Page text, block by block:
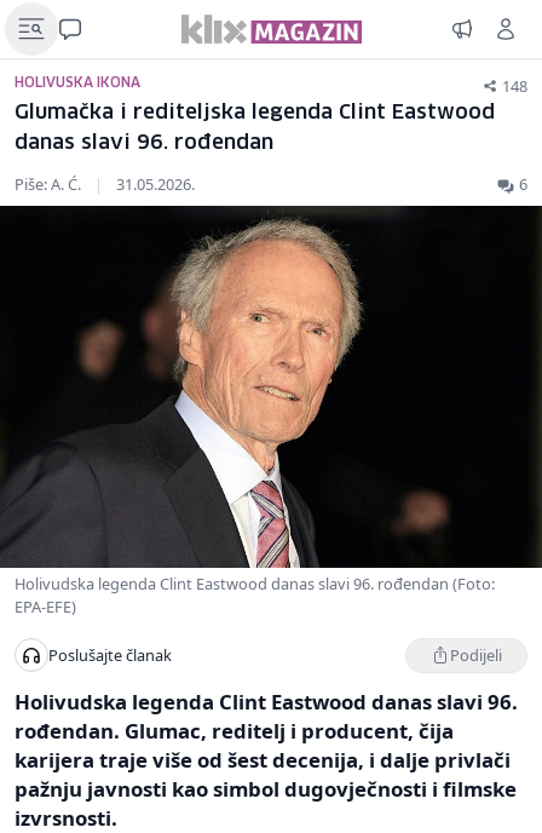
HOLIVUSKA IKONA 148
Glumačka i rediteljska legenda Clint Eastwood
danas slavi 96. rođendan
Piše: A. Ć. | 31.05.2026. 6
Holivudska legenda Clint Eastwood danas slavi 96. rođendan (Foto:
EPA-EFE)
Poslušajte članak Podijeli
Holivudska legenda Clint Eastwood danas slavi 96.
rođendan. Glumac, reditelj i producent, čija
karijera traje više od šest decenija, i dalje privlači
pažnju javnosti kao simbol dugovječnosti i filmske
izvrsnosti.